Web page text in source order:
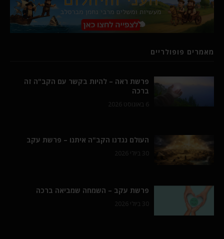
מאמרים פופולריים
פרשת ראה – להיות בקשר עם הקב"ה זה
ברכה
6 באוגוסט 2026
העולם נגדנו הקב"ה איתנו – פרשת עקב
30 ביולי 2026
פרשת עקב – השמחה שמביאה ברכה
30 ביולי 2026